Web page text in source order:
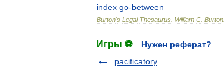
index go-between
Burton's Legal Thesaurus William C Burton
Игры ⚽
Нужен реферат?
pacificatory